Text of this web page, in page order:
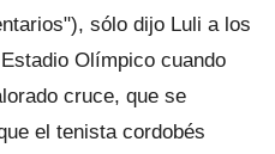
sólo dijo Luli a los
Olímpico cuando
cruce, que se
el tenista cordobés